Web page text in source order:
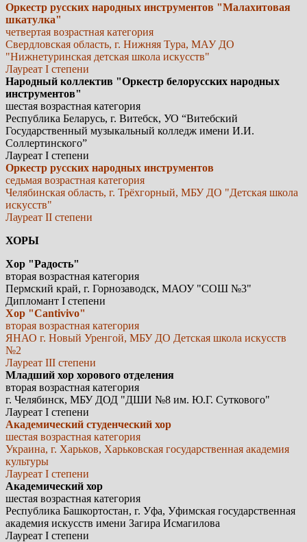
Оркестр русских народных инструментов "Малахитовая
шкатулка"
четвертая возрастная категория
Свердловская область, г. Нижняя Тура, МАУ ДО
"Нижнетуринская детская школа искусств"
Лауреат I степени
Народный коллектив "Оркестр белорусских народных
инструментов"
шестая возрастная категория
Республика Беларусь, г. Витебск, УО “Витебский
Государственный музыкальный колледж имени И.И.
Соллертинского”
Лауреат I степени
Оркестр русских народных инструментов
седьмая возрастная категория
Челябинская область, г. Трёхгорный, МБУ ДО "Детская школа
искусств"
Лауреат II степени
ХОРЫ
Хор "Радость"
вторая возрастная категория
Пермский край, г. Горнозаводск, МАОУ "СОШ №3"
Дипломант I степени
Хор "Cantivivo"
вторая возрастная категория
ЯНАО г. Новый Уренгой, МБУ ДО Детская школа искусств
№2
Лауреат III степени
Младший хор хорового отделения
вторая возрастная категория
г. Челябинск, МБУ ДОД "ДШИ №8 им. Ю.Г. Суткового"
Лауреат I степени
Академический студенческий хор
шестая возрастная категория
Украина, г. Харьков, Харьковская государственная академия
культуры
Лауреат I степени
Академический хор
шестая возрастная категория
Республика Башкортостан, г. Уфа, Уфимская государственная
академия искусств имени Загира Исмагилова
Лауреат I степени